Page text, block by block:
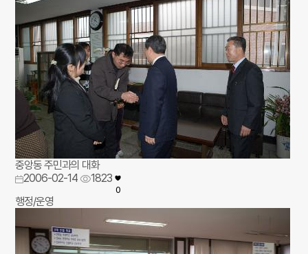
중앙동 주민과의 대화
2006-02-14
1823
0
행정/운영